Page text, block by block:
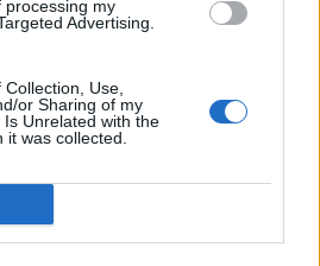
processing my
Advertising.
Use,
or Sharing of my
Unrelated with the
was collected.
cikkarchívum
2 év napon belüli
Előfizetés